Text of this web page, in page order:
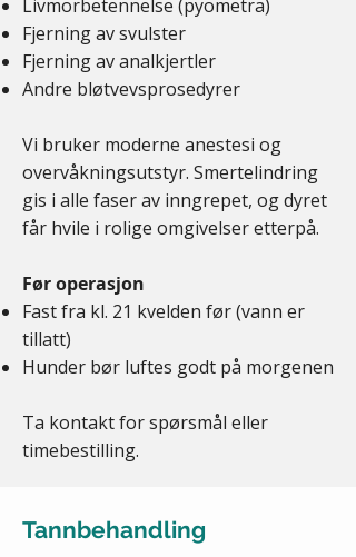
Livmorbetennelse (pyometra)
Fjerning av svulster
Fjerning av analkjertler
Andre bløtvevsprosedyrer
Vi bruker moderne anestesi og
overvåkningsutstyr. Smertelindring
gis i alle faser av inngrepet, og dyret
får hvile i rolige omgivelser etterpå.
Før operasjon
Fast fra kl. 21 kvelden før (vann er
tillatt)
Hunder bør luftes godt på morgenen
Ta kontakt for spørsmål eller
timebestilling.
Tannbehandling